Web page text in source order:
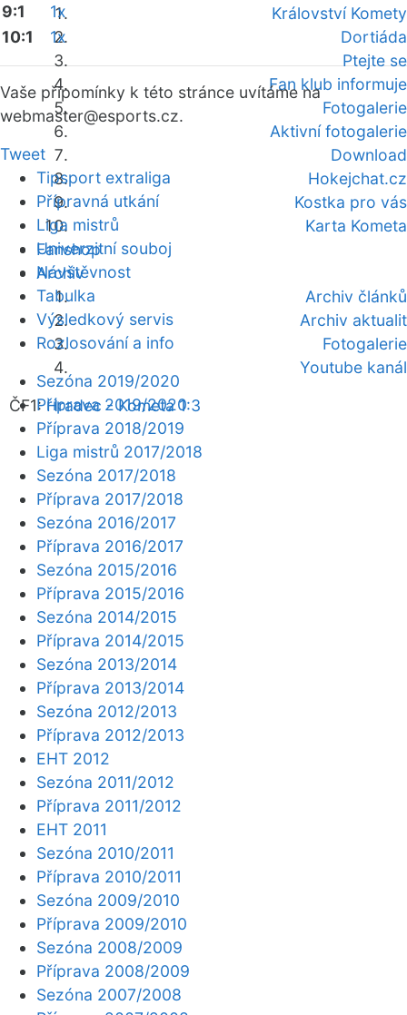
Království Komety
Dortiáda
Ptejte se
Fan klub informuje
Fotogalerie
Aktivní fotogalerie
Download
Hokejchat.cz
Kostka pro vás
Karta Kometa
Fanshop
Archiv
Archiv článků
Archiv aktualit
Fotogalerie
Youtube kanál
ČF1:Hradec - Kometa 1:3
9:1
1x
10:1
1x
Vaše připomínky k této stránce uvítáme na
webmaster@esports.cz.
Tweet
Tipsport extraliga
Přípravná utkání
Liga mistrů
Univerzitní souboj
Návštěvnost
Tabulka
Výsledkový servis
Rozlosování a info
Sezóna 2019/2020
Příprava 2019/2020
Příprava 2018/2019
Liga mistrů 2017/2018
Sezóna 2017/2018
Příprava 2017/2018
Sezóna 2016/2017
Příprava 2016/2017
Sezóna 2015/2016
Příprava 2015/2016
Sezóna 2014/2015
Příprava 2014/2015
Sezóna 2013/2014
Příprava 2013/2014
Sezóna 2012/2013
Příprava 2012/2013
EHT 2012
Sezóna 2011/2012
Příprava 2011/2012
EHT 2011
Sezóna 2010/2011
Příprava 2010/2011
Sezóna 2009/2010
Příprava 2009/2010
Sezóna 2008/2009
Příprava 2008/2009
Sezóna 2007/2008